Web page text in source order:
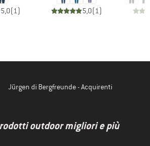
5,0(1) 5,0(1)
Jürgen di Bergfreunde - Acquirenti
outdoor migliori e più